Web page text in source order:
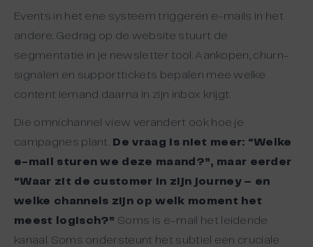
Events in het ene systeem triggeren e-mails in het
andere. Gedrag op de website stuurt de
segmentatie in je newsletter tool. Aankopen, churn-
signalen en supporttickets bepalen mee welke
content iemand daarna in zijn inbox krijgt.
Die omnichannel view verandert ook hoe je
campagnes plant. De vraag is niet meer: “Welke
e-mail sturen we deze maand?”, maar eerder
“Waar zit de customer in zijn journey – en
welke channels zijn op welk moment het
meest logisch?” Soms is e-mail het leidende
kanaal. Soms ondersteunt het subtiel een cruciale